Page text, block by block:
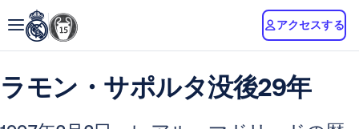
アクセスする
ラモン・サポルタ没後29年